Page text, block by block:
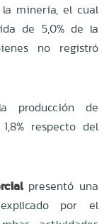
minería, el cual
de 5,0% de la
no registró
producción de
respecto del
presentó una
por el